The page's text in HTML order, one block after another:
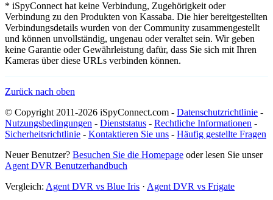
* iSpyConnect hat keine Verbindung, Zugehörigkeit oder
Verbindung zu den Produkten von Kassaba. Die hier bereitgestellten
Verbindungsdetails wurden von der Community zusammengestellt
und können unvollständig, ungenau oder veraltet sein. Wir geben
keine Garantie oder Gewährleistung dafür, dass Sie sich mit Ihren
Kameras über diese URLs verbinden können.
Zurück nach oben
© Copyright 2011-2026 iSpyConnect.com - Datenschutzrichtlinie -
Nutzungsbedingungen - Dienststatus - Rechtliche Informationen -
Sicherheitsrichtlinie - Kontaktieren Sie uns - Häufig gestellte Fragen
Neuer Benutzer? Besuchen Sie die Homepage oder lesen Sie unser
Agent DVR Benutzerhandbuch
Vergleich: Agent DVR vs Blue Iris · Agent DVR vs Frigate